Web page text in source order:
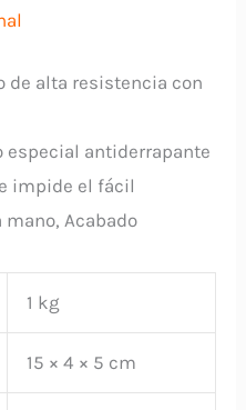
de alta resistencia con
especial antiderrapante
impide el fácil
Acabado
1 kg
15 × 4 × 5 cm